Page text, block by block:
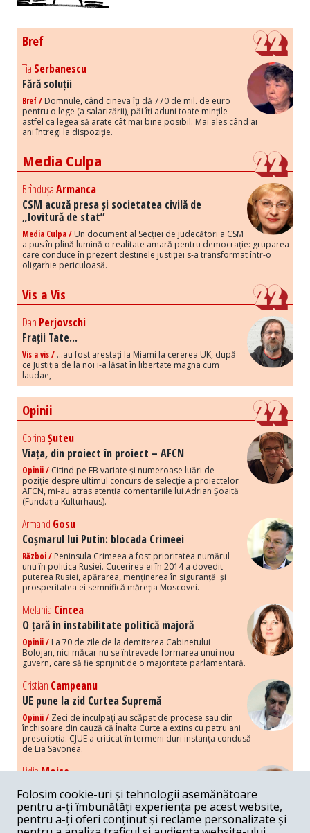
Bref
Tia Serbanescu
Fără soluții
Bref / Domnule, când cineva îți dă 770 de mil. de euro
pentru o lege (a salarizării), păi îți aduni toate mințile
astfel ca legea să arate cât mai bine posibil. Mai ales când ai
ani întregi la dispoziție.
Media Culpa
BrîndușaArmanca
CSM acuză presa și societatea civilă de
„lovitură de stat”
Media Culpa / Un document al Secției de judecători a CSM
a pus în plină lumină o realitate amară pentru democrație: gruparea
care conduce în prezent destinele justiției s-a transformat într-o
oligarhie periculoasă.
Vis a Vis
Dan Perjovschi
Frații Tate...
Vis a vis / ...au fost arestați la Miami la cererea UK, după
ce Justiția de la noi i-a lăsat în libertate magna cum
laudae,
Opinii
CorinaȘuteu
Viața, din proiect în proiect – AFCN
Opinii / Citind pe FB variate și numeroase luări de
poziție despre ultimul concurs de selecție a proiectelor
AFCN, mi-au atras atenția comentariile lui Adrian Șoaită
(Fundația Kulturhaus).
Armand Gosu
Coșmarul lui Putin: blocada Crimeei
Război / Peninsula Crimeea a fost prioritatea numărul
unu în politica Rusiei. Cucerirea ei în 2014 a dovedit
puterea Rusiei, apărarea, menținerea în siguranță și
prosperitatea ei semnifică măreția Moscovei.
Melania Cincea
O țară în instabilitate politică majoră
Opinii / La 70 de zile de la demiterea Cabinetului
Bolojan, nici măcar nu se întrevede formarea unui nou
guvern, care să fie sprijinit de o majoritate parlamentară.
Cristian Campeanu
UE pune la zid Curtea Supremă
Opinii / Zeci de inculpați au scăpat de procese sau din
închisoare din cauză că Înalta Curte a extins cu patru ani
prescripția. CJUE a criticat în termeni duri instanța condusă
de Lia Savonea.
LidiaMoise
Costurile economice ale haosului politic
Opinii / Economia nu poate rezista cu retorica falsă a
susținerii intereselor poporului, care, de fapt, ascunde
obsesia menținerii privilegiilor și a averilor unor caste.
Folosim cookie-uri și tehnologii asemănătoare
pentru a-ți îmbunătăți experiența pe acest website,
pentru a-ți oferi conținut și reclame personalizate și